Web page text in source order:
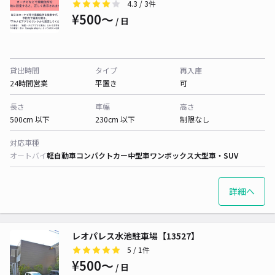
4.3 / 3件
¥500〜 / 日
貸出時間
24時間営業
タイプ
平置き
再入庫
可
長さ
500cm 以下
車幅
230cm 以下
高さ
制限なし
対応車種
オートバイ軽自動車コンパクトカー中型車ワンボックス大型車・SUV
詳細へ
レオパレス水池駐車場【13527】
5 / 1件
¥500〜 / 日